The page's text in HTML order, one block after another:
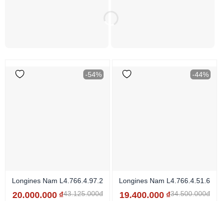
-54%
Longines Nam L4.766.4.97.2
20.000.000 ₫43.125.000đ
-44%
Longines Nam L4.766.4.51.6
19.400.000 ₫34.500.000đ